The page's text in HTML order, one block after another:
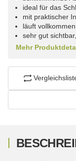
ideal für das
mit praktischer
läuft
sehr gut
Mehr